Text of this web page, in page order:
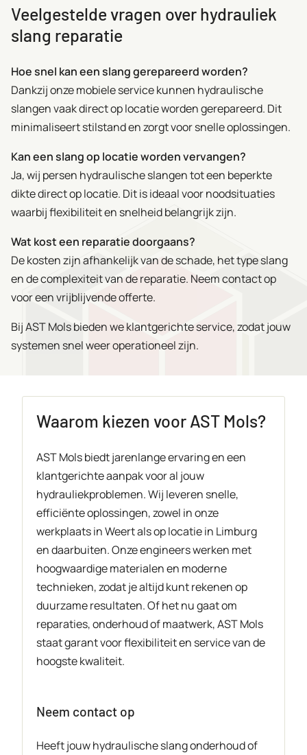
Veelgestelde vragen over hydrauliek
slang reparatie
Hoe snel kan een slang gerepareerd worden?
Dankzij onze mobiele service kunnen hydraulische
slangen vaak direct op locatie worden gerepareerd. Dit
minimaliseert stilstand en zorgt voor snelle oplossingen.
Kan een slang op locatie worden vervangen?
Ja, wij persen hydraulische slangen tot een beperkte
dikte direct op locatie. Dit is ideaal voor noodsituaties
waarbij flexibiliteit en snelheid belangrijk zijn.
Wat kost een reparatie doorgaans?
De kosten zijn afhankelijk van de schade, het type slang
en de complexiteit van de reparatie. Neem contact op
voor een vrijblijvende offerte.
Bij AST Mols bieden we klantgerichte service, zodat jouw
systemen snel weer operationeel zijn.
Waarom kiezen voor AST Mols?
AST Mols biedt jarenlange ervaring en een
klantgerichte aanpak voor al jouw
hydrauliekproblemen. Wij leveren snelle,
efficiënte oplossingen, zowel in onze
werkplaats in Weert als op locatie in Limburg
en daarbuiten. Onze engineers werken met
hoogwaardige materialen en moderne
technieken, zodat je altijd kunt rekenen op
duurzame resultaten. Of het nu gaat om
reparaties, onderhoud of maatwerk, AST Mols
staat garant voor flexibiliteit en service van de
hoogste kwaliteit.
Neem contact op
Heeft jouw hydraulische slang onderhoud of